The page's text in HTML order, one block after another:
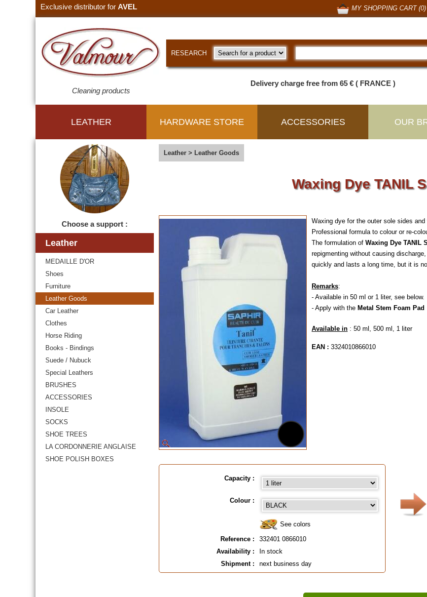
Exclusive distributor for AVEL MY SHOPPING CART (0)
Cleaning products
RESEARCH
Delivery charge free from 65 € ( FRANCE )
LEATHER HARDWARE STORE ACCESSORIES OUR
Choose a support :
Leather
MEDAILLE D'OR
Shoes
Furniture
Leather Goods
Car Leather
Clothes
Horse Riding
Books - Bindings
Suede / Nubuck
Special Leathers
BRUSHES
ACCESSORIES
INSOLE
SOCKS
SHOE TREES
LA CORDONNERIE ANGLAISE
SHOE POLISH BOXES
Leather > Leather Goods
Waxing Dye TANIL
Waxing dye for the outer sole sides
Professional formula to colour or re-
The formulation of Waxing Dye TANIL
repigmenting without causing
quickly and lasts a long time, but it is
Remarks:
- Available in 50 ml or 1 liter, see below.
- Apply with the Metal Stem Foam Pad
Available in : 50 ml, 500 ml, 1 liter
EAN : 3324010866010
Capacity :
Colour :
See colors
Reference :
332401 0866010
Availability :
In stock
Shipment :
next business day